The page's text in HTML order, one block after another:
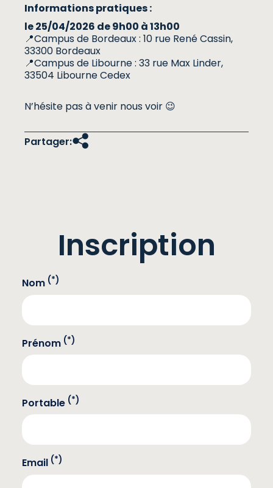
Informations pratiques :
le 25/04/2026 de 9h00 à 13h00
📍Campus de Bordeaux : 10 rue René Cassin,
33300 Bordeaux
📍Campus de Libourne : 33 rue Max Linder,
33504 Libourne Cedex
N’hésite pas à venir nous voir 😉
Partager:
Inscription
Nom (*)
Prénom (*)
Portable (*)
Email (*)